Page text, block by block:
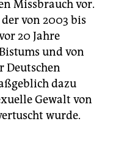
Missbrauch vor.
von 2003 bis
20 Jahre
und von
Deutschen
dazu
Gewalt von
wurde.